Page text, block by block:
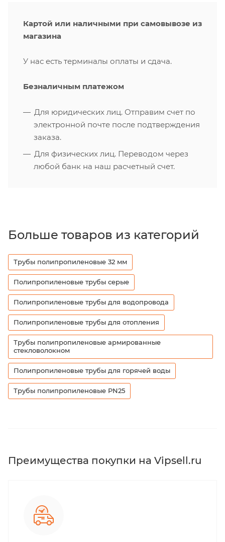
Картой или наличными при самовывозе из
магазина
У нас есть терминалы оплаты и сдача.
Безналичным платежом
Для юридических лиц. Отправим счет по
электронной почте после подтверждения
заказа.
Для физических лиц. Переводом через
любой банк на наш расчетный счет.
Больше товаров из категорий
Трубы полипропиленовые 32 мм
Полипропиленовые трубы серые
Полипропиленовые трубы для водопровода
Полипропиленовые трубы для отопления
Трубы полипропиленовые армированные
стекловолокном
Полипропиленовые трубы для горячей воды
Трубы полипропиленовые PN25
Преимущества покупки на Vipsell.ru